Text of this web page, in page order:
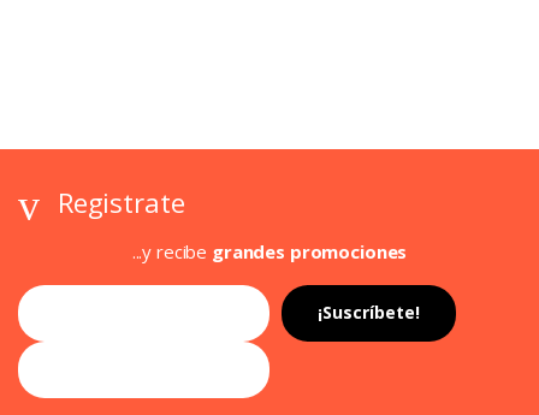
Registrate
...y recibe grandes promociones